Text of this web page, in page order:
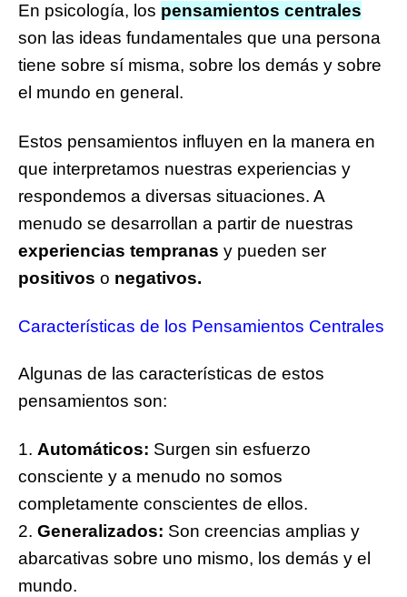
En psicología, los pensamientos centrales
son las ideas fundamentales que una persona
tiene sobre sí misma, sobre los demás y sobre
el mundo en general.
Estos pensamientos influyen en la manera en
que interpretamos nuestras experiencias y
respondemos a diversas situaciones. A
menudo se desarrollan a partir de nuestras
experiencias tempranas y pueden ser
positivos o negativos.
Características de los Pensamientos Centrales
Algunas de las características de estos
pensamientos son:
1. Automáticos: Surgen sin esfuerzo
consciente y a menudo no somos
completamente conscientes de ellos.
2. Generalizados: Son creencias amplias y
abarcativas sobre uno mismo, los demás y el
mundo.